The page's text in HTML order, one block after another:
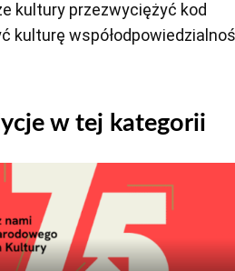
kultury przezwyciężyć kod
kulturę
w tej kategorii